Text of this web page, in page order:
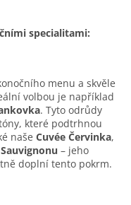
specialitami:
menu a skvěle
volbou je například
. Tyto odrůdy
které podtrhnou
naše Cuvée Červinka,
– jeho
doplní tento pokrm.